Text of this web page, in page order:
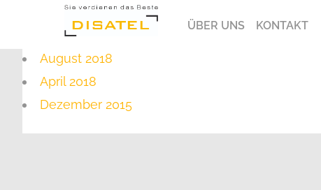
ÜBER UNS KONTAKT
August 2018
April 2018
Dezember 2015